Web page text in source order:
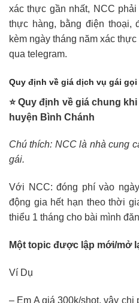
xác thực gần nhất, NCC
thực hàng, bằng điện thoại,
kèm ngày tháng năm xác
qua telegram.
Quy định về giá dịch vụ gái
⭐ Quy định về giá chung
huyện Bình Chánh
Chú thích: NCC là nhà cung
gái.
Với NCC: đóng phí vào
động gia hết hạn theo thời
thiểu 1 tháng cho bài mình
Một topic được lập mới/mở
Ví Dụ
– Em A giá 300k/shot, vậy